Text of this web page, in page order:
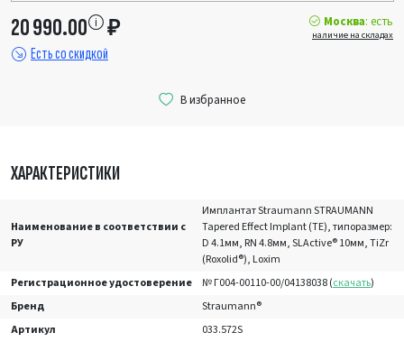
ХАРАКТЕРИСТИКИ
Наименование в соответствии с
РУ
Имплантат Straumann STRAUMANN
Tapered Effect Implant (TE), типоразмер:
D 4.1мм, RN 4.8мм, SLActive® 10мм, TiZr
(Roxolid®), Loxim
Регистрационное удостоверение
№ Г004-00110-00/04138038 (скачать)
Бренд
Straumann®
Артикул
033.572S
20 990.00 ₽ Москва: есть
наличие на складах
Есть со скидкой